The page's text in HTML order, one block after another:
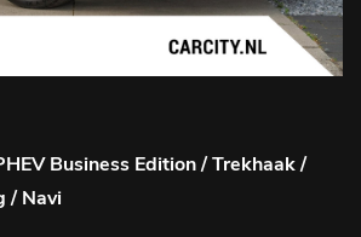
Business Edition / Trekhaak /
/ Navi